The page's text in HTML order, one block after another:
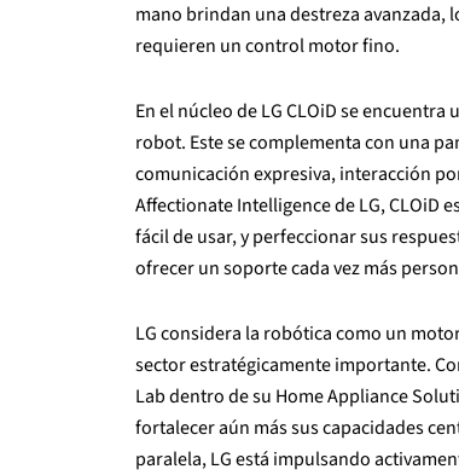
mano brindan una destreza avanzada,
requieren un control motor fino.
En el núcleo de LG CLOiD se
robot. Este se complementa con una
comunicación expresiva, interacción
Affectionate Intelligence de LG, CLOiD
fácil de usar, y perfeccionar sus
ofrecer un soporte cada vez más
LG considera la robótica como un
sector estratégicamente importante.
Lab dentro de su Home Appliance
fortalecer aún más sus capacidades
paralela, LG está impulsando